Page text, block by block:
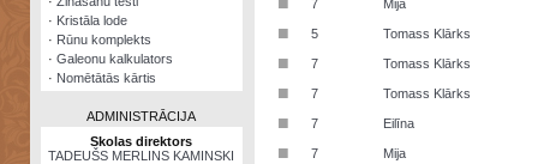
· Kristāla lode
· Rūnu komplekts
· Galeonu kalkulators
· Nomētātās kārtis
ADMINISTRĀCIJA
Skolas direktors
TADEUŠS MERLINS KAMINSKI
7 Mija
■ 5 Tomass Klārks
■ 7 Tomass Klārks
■ 7 Tomass Klārks
■ 7 Eilīna
■ 7 Mija